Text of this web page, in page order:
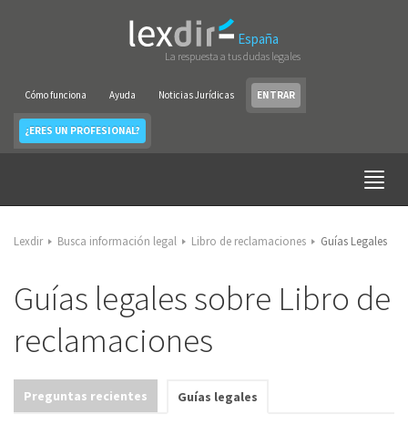
España
La respuesta a tus dudas legales
Cómo funciona Ayuda Noticias Jurídicas ENTRAR
¿ERES UN PROFESIONAL?
Lexdir Busca información legal Libro de reclamaciones Guías Legales
Guías legales sobre Libro de
reclamaciones
Preguntas recientes Guías legales